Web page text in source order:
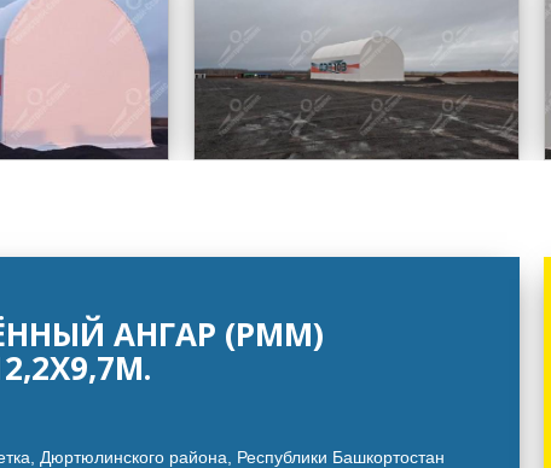
АНГАР (РММ)
Дюртюлинского района, Республики Башкортостан